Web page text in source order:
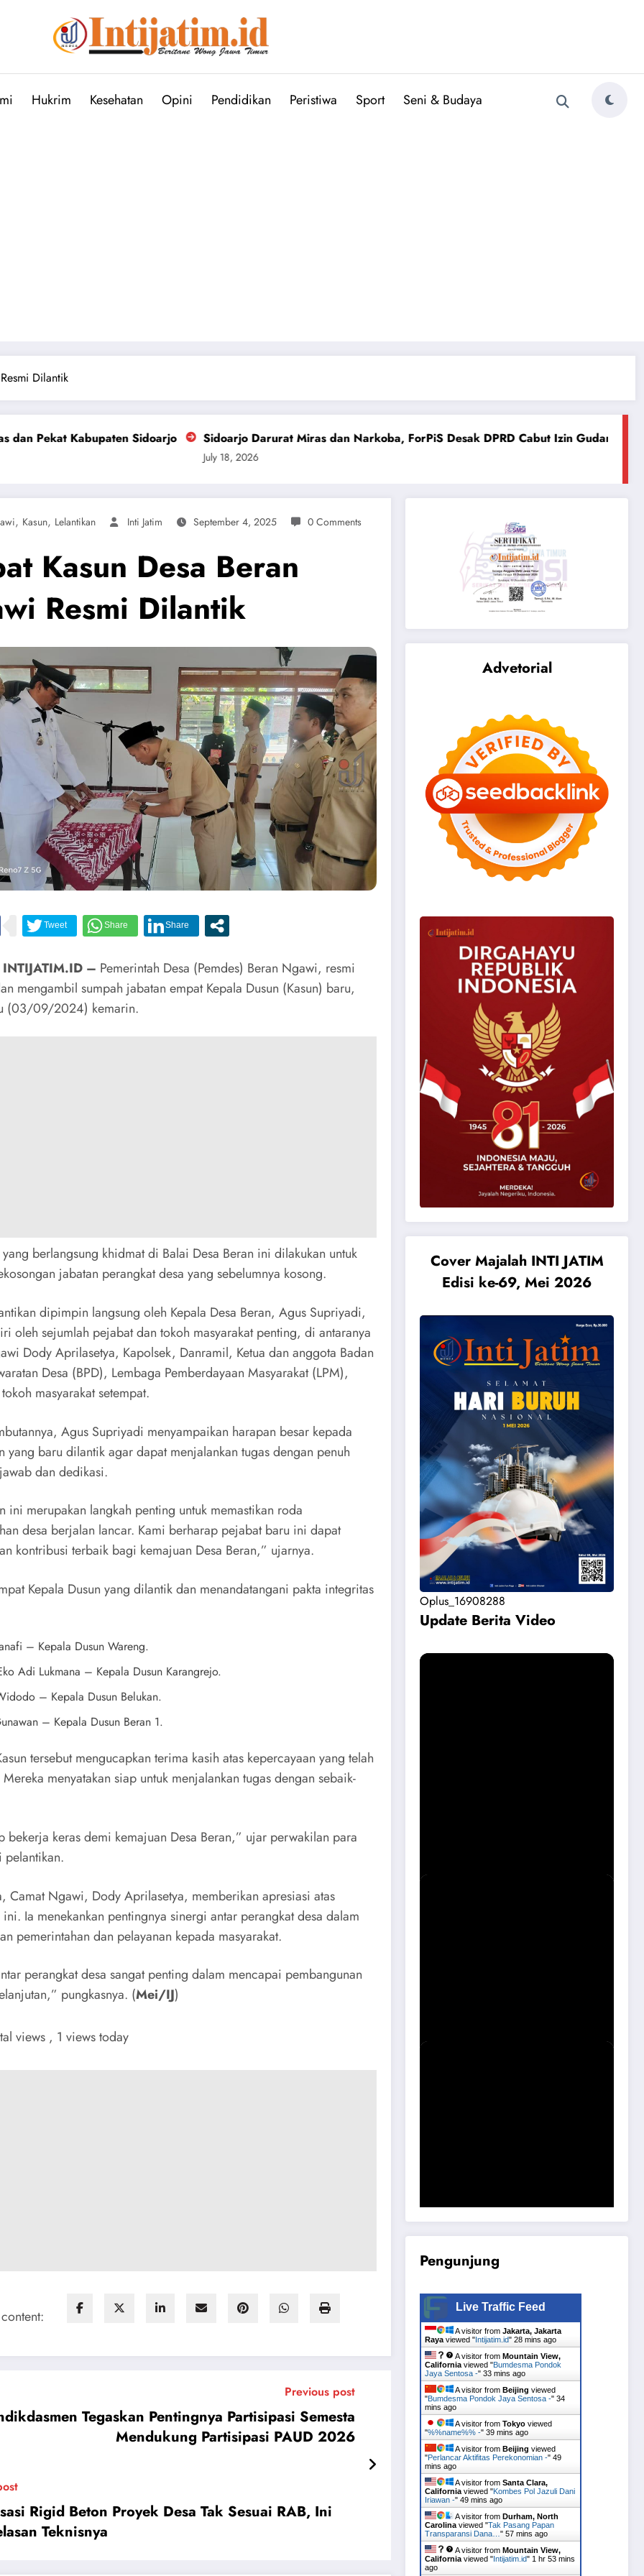
Hukrim Kesehatan Opini Pendidikan Peristiwa Sport Seni & Budaya
Dilantik
Sidoarjo Sidoarjo Darurat Miras dan Narkoba, ForPiS Desak DPRD Cabut Izin Gudang Berkedok Toko
, Kasun, Lelantikan Inti Jatim September 4, 2025 0 Comments
Kasun Desa Beran
Resmi Dilantik
– Pemerintah Desa (Pemdes) Beran Ngawi, resmi
mengambil sumpah jabatan empat Kepala Dusun (Kasun) baru,
(03/09/2024) kemarin.
yang berlangsung khidmat di Balai Desa Beran ini dilakukan untuk
jabatan perangkat desa yang sebelumnya kosong.
dipimpin langsung oleh Kepala Desa Beran, Agus Supriyadi,
oleh sejumlah pejabat dan tokoh masyarakat penting, di antaranya
Dody Aprilasetya, Kapolsek, Danramil, Ketua dan anggota Badan
Desa (BPD), Lembaga Pemberdayaan Masyarakat (LPM),
masyarakat setempat.
Agus Supriyadi menyampaikan harapan besar kepada
yang baru dilantik agar dapat menjalankan tugas dengan penuh
dan dedikasi.
ini merupakan langkah penting untuk memastikan roda
desa berjalan lancar. Kami berharap pejabat baru ini dapat
kontribusi terbaik bagi kemajuan Desa Beran,” ujarnya.
Kepala Dusun yang dilantik dan menandatangani pakta integritas
– Kepala Dusun Wareng.
Adi Lukmana – Kepala Dusun Karangrejo.
– Kepala Dusun Belukan.
– Kepala Dusun Beran 1.
tersebut mengucapkan terima kasih atas kepercayaan yang telah
menyatakan siap untuk menjalankan tugas dengan sebaik-
bekerja keras demi kemajuan Desa Beran,” ujar perwakilan para
pelantikan.
Camat Ngawi, Dody Aprilasetya, memberikan apresiasi atas
Ia menekankan pentingnya sinergi antar perangkat desa dalam
pemerintahan dan pelayanan kepada masyarakat.
perangkat desa sangat penting dalam mencapai pembangunan
pungkasnya. (Mei/IJ)
views , 1 views today
Previous post
Tegaskan Pentingnya Partisipasi Semesta
Mendukung Partisipasi PAUD 2026
Rigid Beton Proyek Desa Tak Sesuai RAB, Ini
Teknisnya
Advetorial
Cover Majalah INTI JATIM
Edisi ke-69, Mei 2026
Oplus_16908288
Update Berita Video
Pengunjung
Live Traffic Feed
A visitor from Jakarta, Jakarta
Rayaviewed " Intijatim.id" 28 mins ago
A visitor from Mountain View,
Californiaviewed "Bumdesma Pondok
Jaya Sentosa -" 33 mins ago
A visitor from Beijing viewed
"Bumdesma Pondok Jaya Sentosa -" 34
mins ago
A visitor from Tokyo viewed
"%%name%% -" 39 mins ago
A visitor from Beijing viewed
"Perlancar Aktifitas Perekonomian -" 49
mins ago
A visitor from Santa Clara,
Californiaviewed "Kombes Pol Jazuli Dani
Iriawan -" 49 mins ago
A visitor from Durham, North
Carolinaviewed "Tak Pasang Papan
Transparansi Dana…" 57 mins ago
A visitor from Mountain View,
Californiaviewed " Intijatim.id" 1 hr 53 mins
ago